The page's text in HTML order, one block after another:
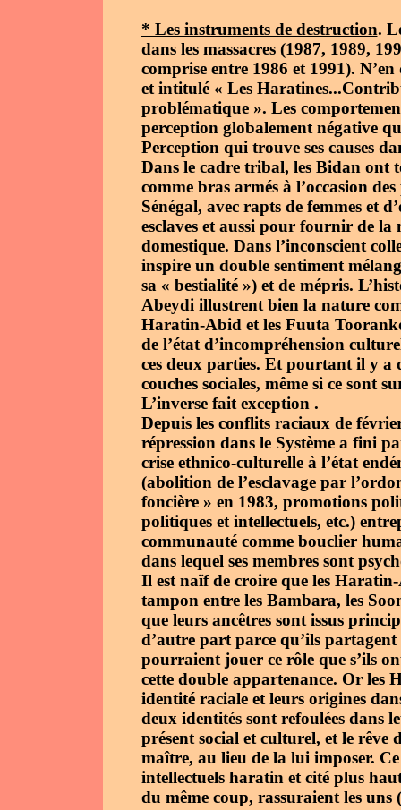
* Les instruments de destruction.
dans les massacres (1987, 1989,
comprise entre 1986 et 1991).
et intitulé « Les
problématique ». Les
perception globalement négative
Perception qui trouve ses causes
Dans le cadre tribal, les Bidan ont
comme bras armés à l’occasion
Sénégal, avec rapts de femmes et
esclaves et aussi pour fournir de la
domestique. Dans l’inconscient
inspire un double sentiment
sa « bestialité ») et de mépris.
Abeydi illustrent bien la nature
Haratin-Abid et les Fuuta
de l’état d’incompréhension
ces deux parties. Et pourtant il y a
couches sociales, même si ce sont
L’inverse fait exception .
Depuis les conflits raciaux de
répression dans le Système a fini
crise ethnico-culturelle à l’état
(abolition de l’esclavage par
foncière » en 1983, promotions
politiques et intellectuels, etc.)
communauté comme bouclier
dans lequel ses membres sont
Il est naïf de croire que les
tampon entre les Bambara, les
que leurs ancêtres sont issus
d’autre part parce qu’ils
pourraient jouer ce rôle que s’ils
cette double appartenance. Or
identité raciale et leurs origines
deux identités sont refoulées dans
présent social et culturel, et le rêve
maître, au lieu de la lui imposer.
intellectuels haratin et cité plus
du même coup, rassuraient les uns